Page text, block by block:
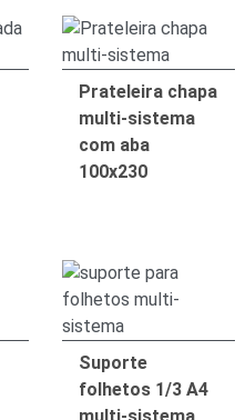
Prateleira chapa
multi-sistema
com aba
100x230
Suporte
folhetos 1/3 A4